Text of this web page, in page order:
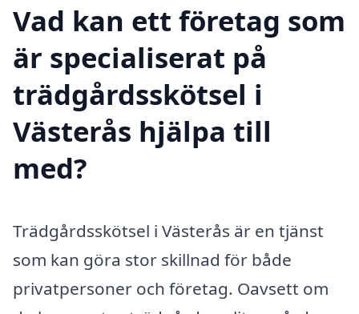
Vad kan ett företag som
är specialiserat på
trädgårdsskötsel i
Västerås hjälpa till
med?
Trädgårdsskötsel i Västerås är en tjänst
som kan göra stor skillnad för både
privatpersoner och företag. Oavsett om